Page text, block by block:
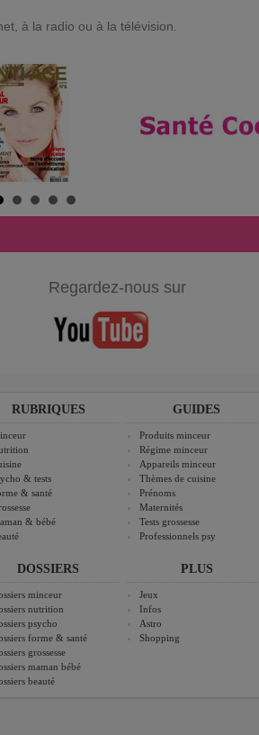
à la radio ou à la télévision.
Regardez-nous sur
RUBRIQUES
& tests
& santé
& bébé
DOSSIERS
minceur
nutrition
psycho
forme & santé
grossesse
maman bébé
beauté
GUIDES
Produits minceur
Régime minceur
Appareils minceur
Thèmes de cuisine
Prénoms
Maternités
Tests grossesse
Professionnels psy
PLUS
Jeux
Infos
Astro
Shopping